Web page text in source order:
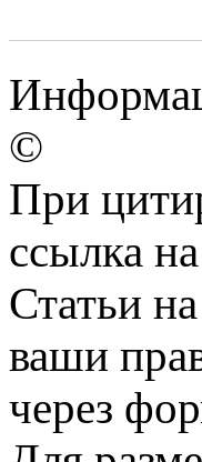
©
При
ссылка
Статьи
ваши
через